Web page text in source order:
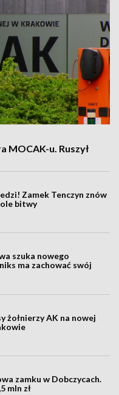
MOCAK-u. Ruszył
Zamek Tenczyn znów
bitwy
szuka nowego
ma zachować swój
żołnierzy AK na nowej
zamku w Dobczycach.
mln zł